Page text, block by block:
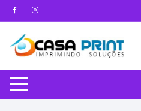
Pular
para
conteúdo